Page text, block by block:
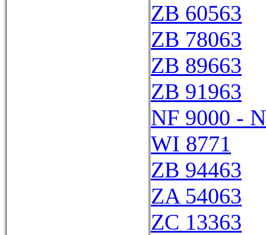
ZB 60563
ZB 78063
ZB 89663
ZB 91963
NF 9000 -
WI 8771
ZB 94463
ZA 54063
ZC 13363